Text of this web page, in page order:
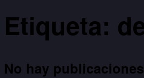
Etiqueta:
No hay